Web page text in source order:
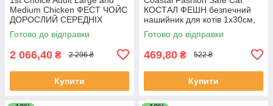
Medium Сhicken ФЕСТ ЧОЙС
ДОРОСЛИЙ СЕРЕДНІХ
ВЕЛИКИХ КУРИЦЯ сухий
суперпреміум корм для
Готово до відправки
2 066,40 ₴ 2 296 ₴
Купити
КОСТАЛ ФЕШН безпечний
нашийник для котів 1х30см,
Якість
Готово до відправки
469,80 ₴ 522 ₴
Купити